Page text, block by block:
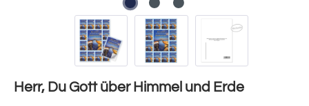
Herr, Du Gott über Himmel und Erde